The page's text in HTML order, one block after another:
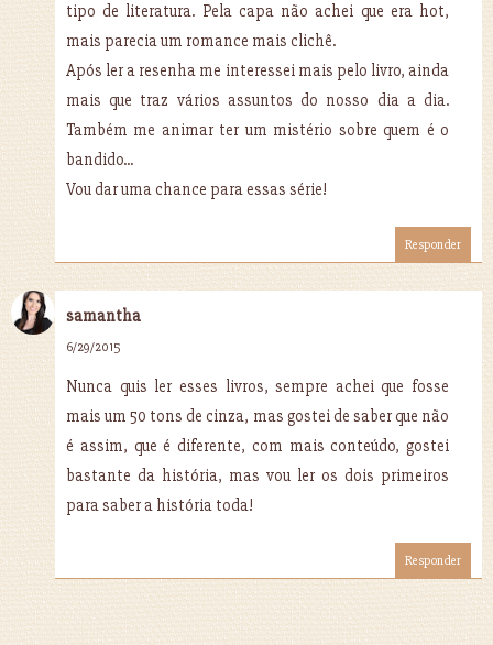
tipo de literatura. Pela capa não achei que era hot,
mais parecia um romance mais clichê.
Após ler a resenha me interessei mais pelo livro, ainda
mais que traz vários assuntos do nosso dia a dia.
Também me animar ter um mistério sobre quem é o
bandido...
Vou dar uma chance para essas série!
Responder
samantha
6/29/2015
Nunca quis ler esses livros, sempre achei que fosse
mais um 50 tons de cinza, mas gostei de saber que não
é assim, que é diferente, com mais conteúdo, gostei
bastante da história, mas vou ler os dois primeiros
para saber a história toda!
Responder